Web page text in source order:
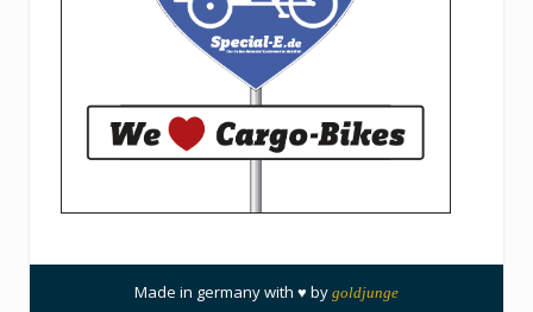
Made in germany with ♥ by goldjunge